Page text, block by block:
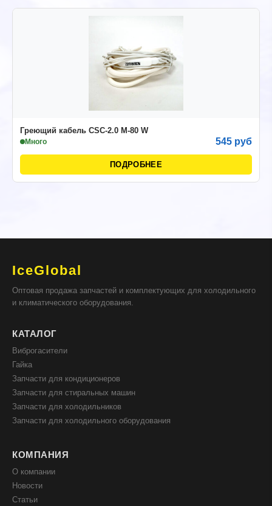
Греющий кабель CSC-2.0 M-80 W
Много 545 руб
ПОДРОБНЕЕ
IceGlobal
Оптовая продажа запчастей и комплектующих для холодильного
и климатического оборудования.
КАТАЛОГ
Виброгасители
Гайка
Запчасти для кондиционеров
Запчасти для стиральных машин
Запчасти для холодильников
Запчасти для холодильного оборудования
КОМПАНИЯ
О компании
Новости
Статьи